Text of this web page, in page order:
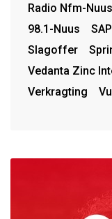
Radio Nfm-Nuus
98.1-Nuus
Slagoffer
Vedanta Zinc
Verkragting